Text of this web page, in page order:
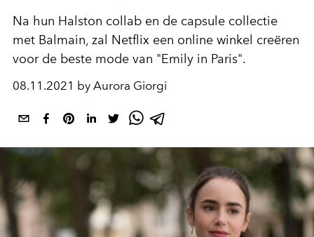
Na hun Halston collab en de capsule collectie
met Balmain, zal Netflix een online winkel creëren
voor de beste mode van "Emily in Paris".
08.11.2021 by Aurora Giorgi